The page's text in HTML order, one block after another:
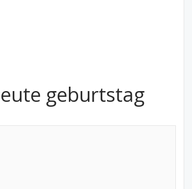
geburtstag